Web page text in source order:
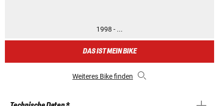
1998 - ...
DAS IST MEIN BIKE
Weiteres Bike finden